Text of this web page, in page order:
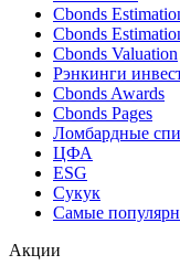
Cbonds
Cbonds
Cbonds Valuation
Рэнкинги
Cbonds Awards
Cbonds Pages
Ломбардные
ЦФА
ESG
Сукук
Самые
Акции